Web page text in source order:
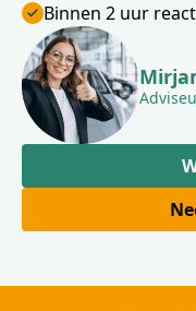
Binnen 2 uur